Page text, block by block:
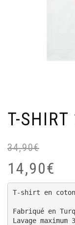
T-
34,90€
14,90€
T-shirt en
Fabriqué en
Lavage maximum